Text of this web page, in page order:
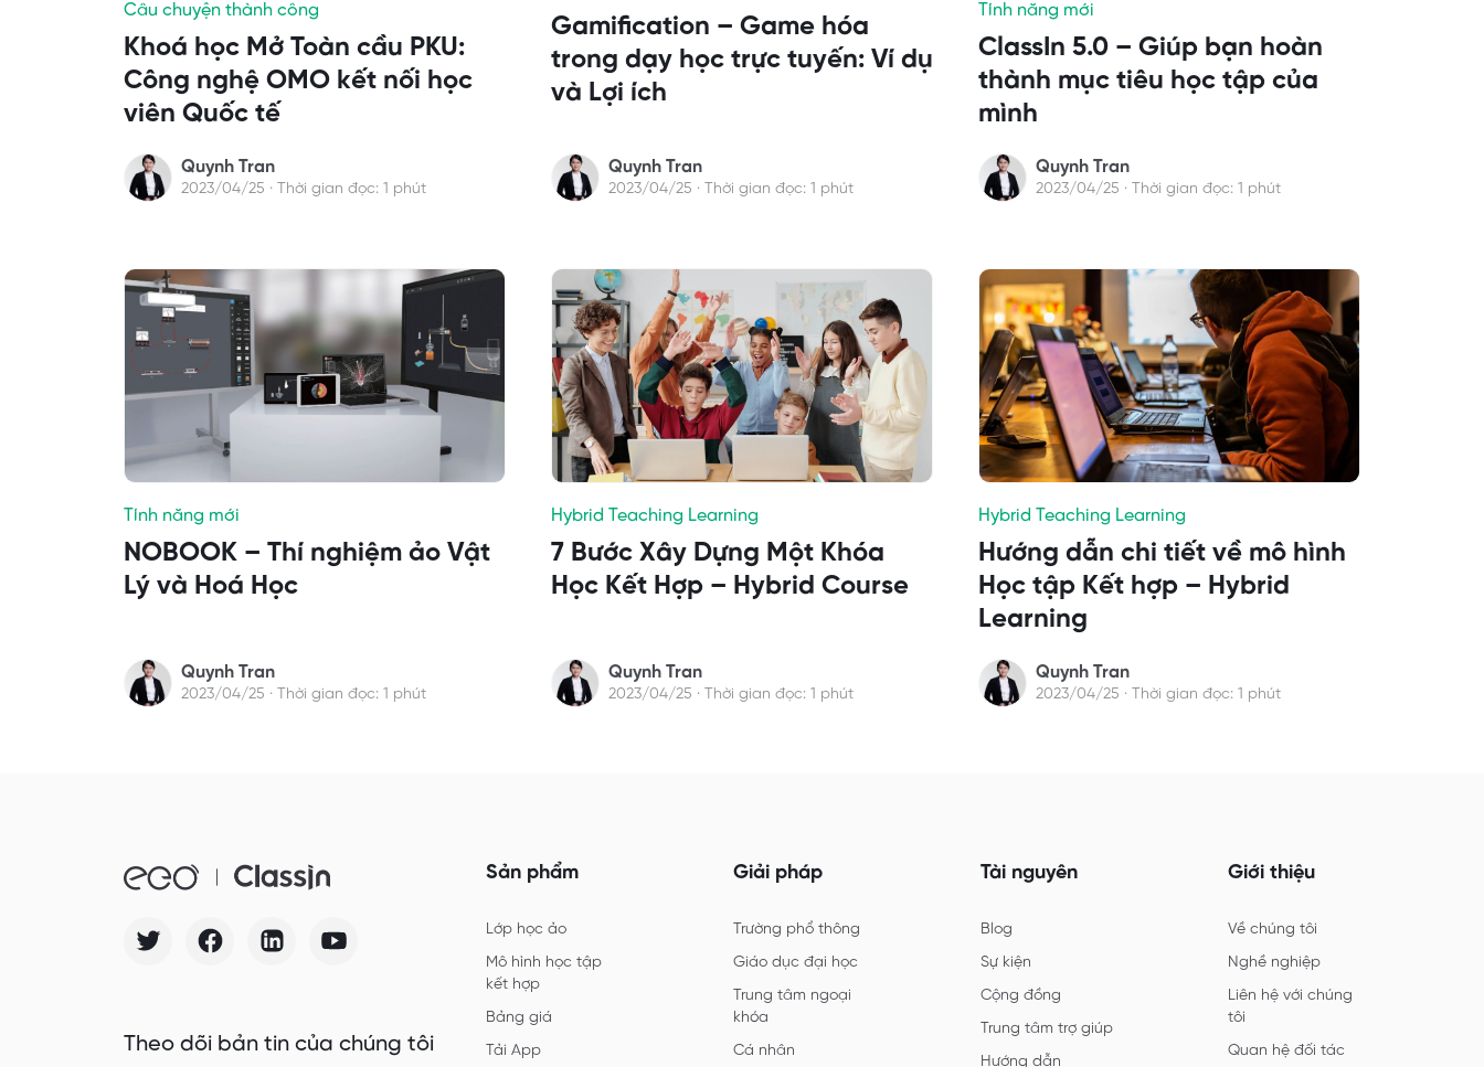
Câu chuyện thành công
Khoá học Mở Toàn cầu PKU:
Công nghệ OMO kết nối học
viên Quốc tế
Quynh Tran
2023/04/25 · Thời gian đọc: 1 phút
Gamification – Game hóa
trong dạy học trực tuyến: Ví dụ
và Lợi ích
Quynh Tran
2023/04/25 · Thời gian đọc: 1 phút
Tính năng mới
ClassIn 5.0 – Giúp bạn hoàn
thành mục tiêu học tập của
mình
Quynh Tran
2023/04/25 · Thời gian đọc: 1 phút
Tính năng mới
NOBOOK – Thí nghiệm ảo Vật
Lý và Hoá Học
Quynh Tran
2023/04/25 · Thời gian đọc: 1 phút
Hybrid Teaching Learning
7 Bước Xây Dựng Một Khóa
Học Kết Hợp – Hybrid Course
Quynh Tran
2023/04/25 · Thời gian đọc: 1 phút
Hybrid Teaching Learning
Hướng dẫn chi tiết về mô hình
Học tập Kết hợp – Hybrid
Learning
Quynh Tran
2023/04/25 · Thời gian đọc: 1 phút
Theo dõi bản tin của chúng tôi
Sản phẩm
Lớp học ảo
Mô hình học tập
kết hợp
Bảng giá
Tải App
Giải pháp
Trường phổ thông
Giáo dục đại học
Trung tâm ngoại
khóa
Cá nhân
Tài nguyên
Blog
Sự kiện
Cộng đồng
Trung tâm trợ giúp
Hướng dẫn
Giới thiệu
Về chúng tôi
Nghề nghiệp
Liên hệ với chúng
tôi
Quan hệ đối tác